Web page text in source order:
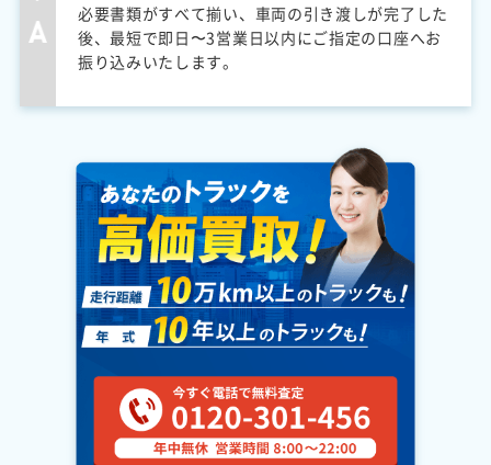
必要書類がすべて揃い、車両の引き渡しが完了した
後、最短で即日〜3営業日以内にご指定の口座へお
振り込みいたします。